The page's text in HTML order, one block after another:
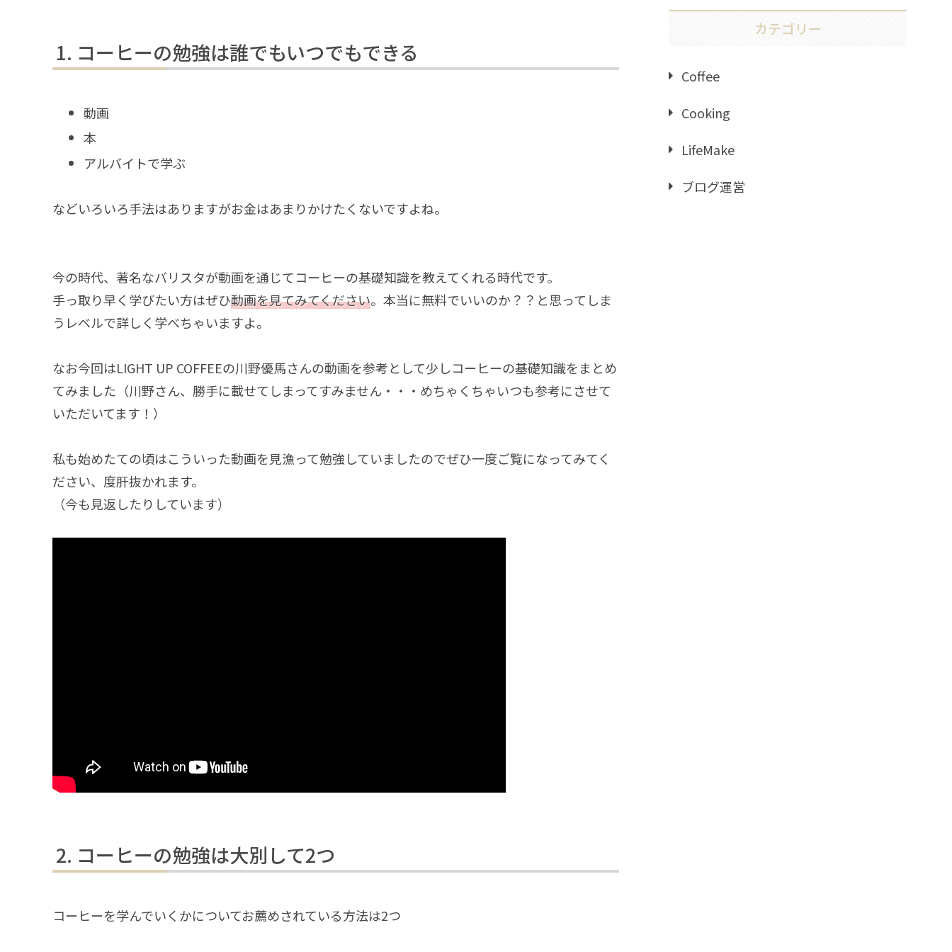
コーヒーの勉強は誰でもいつでもできる
動画
本
アルバイトで学ぶ
などいろいろ手法はありますがお金はあまりかけたくないですよね。
今の時代、著名なバリスタが動画を通じてコーヒーの基礎知識を教えてくれる時代です。
手っ取り早く学びたい方はぜひ動画を見てみてください。本当に無料でいいのか？？と思ってしま
うレベルで詳しく学べちゃいますよ。
なお今回はLIGHT UP COFFEEの川野優馬さんの動画を参考として少しコーヒーの基礎知識をまとめ
てみました（川野さん、勝手に載せてしまってすみません・・・めちゃくちゃいつも参考にさせて
いただいてます！）
私も始めたての頃はこういった動画を見漁って勉強していましたのでぜひ一度ご覧になってみてく
ださい、度肝抜かれます。
（今も見返したりしています）
コーヒーの勉強は大別して2つ
コーヒーを学んでいくかについてお薦めされている方法は2つ
カテゴリー
Coffee
Cooking
LifeMake
ブログ運営